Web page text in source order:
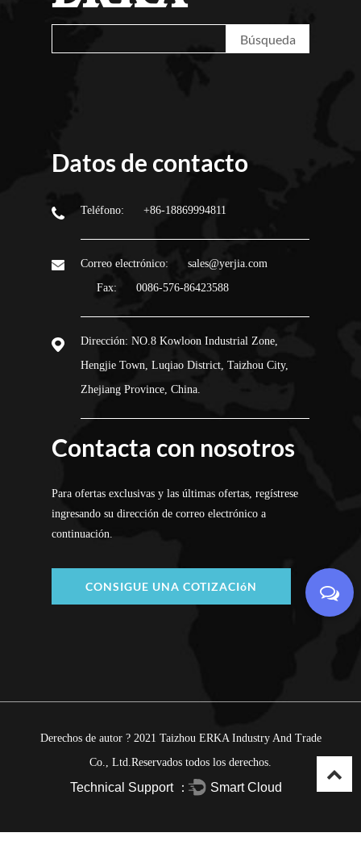
Datos de contacto
Teléfono: +86-18869994811
Correo electrónico:
sales@yerjia.com
Fax:
0086-576-86423588
Dirección:NO.8 Kowloon Industrial Zone,
Hengjie Town, Luqiao District, Taizhou City,
Zhejiang Province, China.
Contacta con nosotros
Para ofertas exclusivas y las últimas ofertas, regístrese
ingresando su dirección de correo electrónico a
continuación.
CONSIGUE UNA COTIZACIóN
Derechos de autor ? 2021 Taizhou ERKA Industry And Trade
Co., Ltd.Reservados todos los derechos.
Technical Support ： Smart Cloud